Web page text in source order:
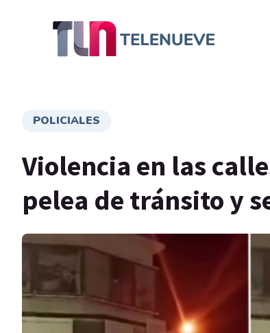
POLICIALES
Violencia en las
pelea de tránsito y